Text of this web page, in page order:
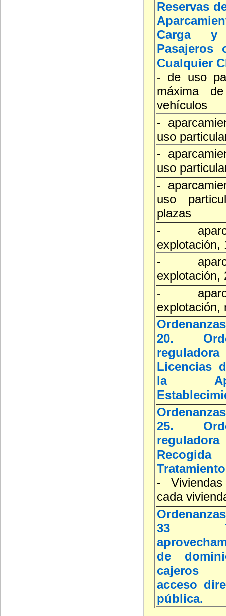
Reservas
Carga y
Pasajeros
Cualquier
- de uso
máxima
vehículos
-
uso
-
uso
-
uso
plazas
-
explotación,
-
explotación,
-
explotación,
20.
Licencias
la
25.
-
cada
33
de
cajeros
acceso
pública.